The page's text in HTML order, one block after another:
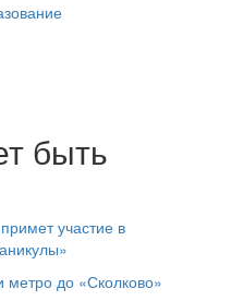
быть
участие в
метро до «Сколково»